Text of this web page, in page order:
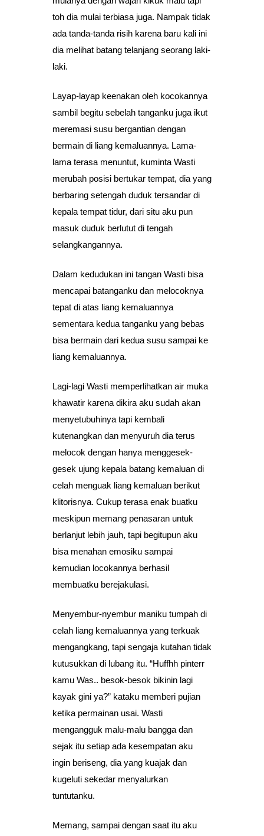
toh dia mulai terbiasa juga. Nampak tidak
ada tanda-tanda risih karena baru kali ini
dia melihat batang telanjang seorang laki-
laki.
Layap-layap keenakan oleh kocokannya
sambil begitu sebelah tanganku juga ikut
meremasi susu bergantian dengan
bermain di liang kemaluannya. Lama-
lama terasa menuntut, kuminta Wasti
merubah posisi bertukar tempat, dia yang
berbaring setengah duduk tersandar di
kepala tempat tidur, dari situ aku pun
masuk duduk berlutut di tengah
selangkangannya.
Dalam kedudukan ini tangan Wasti bisa
mencapai batanganku dan melocoknya
tepat di atas liang kemaluannya
sementara kedua tanganku yang bebas
bisa bermain dari kedua susu sampai ke
liang kemaluannya.
Lagi-lagi Wasti memperlihatkan air muka
khawatir karena dikira aku sudah akan
menyetubuhinya tapi kembali
kutenangkan dan menyuruh dia terus
melocok dengan hanya menggesek-
gesek ujung kepala batang kemaluan di
celah menguak liang kemaluan berikut
klitorisnya. Cukup terasa enak buatku
meskipun memang penasaran untuk
berlanjut lebih jauh, tapi begitupun aku
bisa menahan emosiku sampai
kemudian locokannya berhasil
membuatku berejakulasi.
Menyembur-nyembur maniku tumpah di
celah liang kemaluannya yang terkuak
mengangkang, tapi sengaja kutahan tidak
kutusukkan di lubang itu. “Huffhh pinterr
kamu Was.. besok-besok bikinin lagi
kayak gini ya?” kataku memberi pujian
ketika permainan usai. Wasti
mengangguk malu-malu bangga dan
sejak itu setiap ada kesempatan aku
ingin beriseng, dia yang kuajak dan
kugeluti sekedar menyalurkan
tuntutanku.
Memang, sampai dengan saat itu aku